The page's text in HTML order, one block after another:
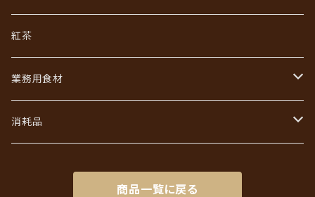
ジュエリーコーヒーシリーズ
あなただけのブレンド
初回限定お試しセット
ワールドコーヒーギフト
コーヒーバッグ（ドリップ）ギフト
インスタントコーヒーギフト
紅茶
業務用食材
フレッシュ・シュガー・ガムシロ
消耗品
商品一覧に戻る